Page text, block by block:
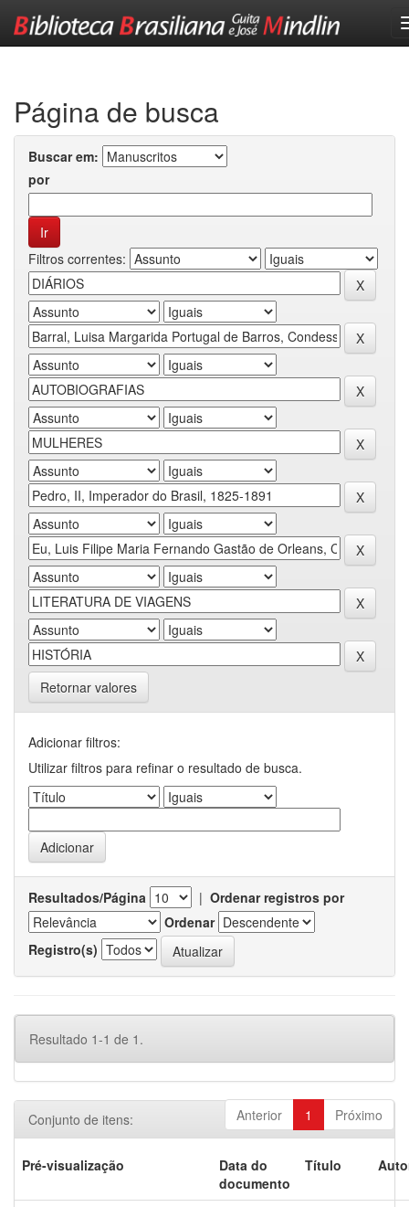
Página de busca
Buscar em:
por
Filtros correntes:
Retornar valores
Adicionar filtros:
Utilizar filtros para refinar o resultado de busca.
Resultados/Página | Ordenar registros por
Ordenar
Registro(s)
Resultado 1-1 de 1.
Anterior 1 Próximo
Conjunto de itens:
Pré-visualização
Data do
documento
Título